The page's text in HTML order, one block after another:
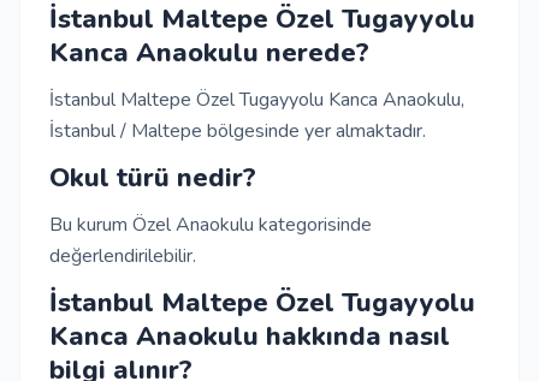
İstanbul Maltepe Özel Tugayyolu
Kanca Anaokulu nerede?
İstanbul Maltepe Özel Tugayyolu Kanca Anaokulu,
İstanbul / Maltepe bölgesinde yer almaktadır.
Okul türü nedir?
Bu kurum Özel Anaokulu kategorisinde
değerlendirilebilir.
İstanbul Maltepe Özel Tugayyolu
Kanca Anaokulu hakkında nasıl
bilgi alınır?